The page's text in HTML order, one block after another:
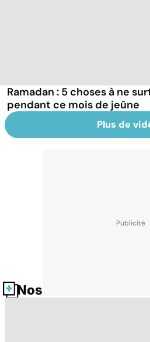
Ramadan : 5 choses à ne
pendant ce mois de jeûne
Plus de
Nos fiches santé